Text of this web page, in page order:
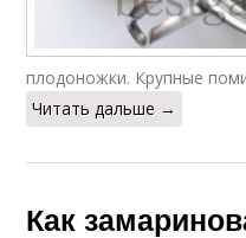
плодоножки. Крупные
Читать дальше →
Как